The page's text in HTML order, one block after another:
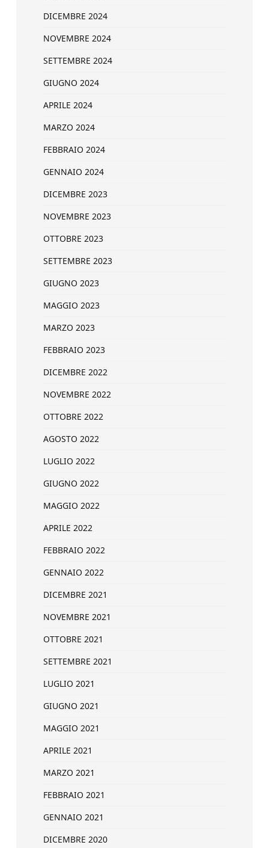
DICEMBRE 2024
NOVEMBRE 2024
SETTEMBRE 2024
GIUGNO 2024
APRILE 2024
MARZO 2024
FEBBRAIO 2024
GENNAIO 2024
DICEMBRE 2023
NOVEMBRE 2023
OTTOBRE 2023
SETTEMBRE 2023
GIUGNO 2023
MAGGIO 2023
MARZO 2023
FEBBRAIO 2023
DICEMBRE 2022
NOVEMBRE 2022
OTTOBRE 2022
AGOSTO 2022
LUGLIO 2022
GIUGNO 2022
MAGGIO 2022
APRILE 2022
FEBBRAIO 2022
GENNAIO 2022
DICEMBRE 2021
NOVEMBRE 2021
OTTOBRE 2021
SETTEMBRE 2021
LUGLIO 2021
GIUGNO 2021
MAGGIO 2021
APRILE 2021
MARZO 2021
FEBBRAIO 2021
GENNAIO 2021
DICEMBRE 2020